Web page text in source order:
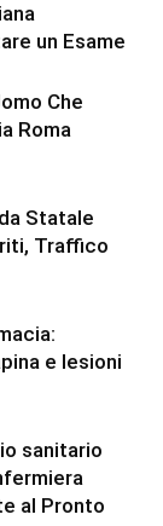
un Esame
Che
Roma
Statale
Traffico
e lesioni
sanitario
al Pronto